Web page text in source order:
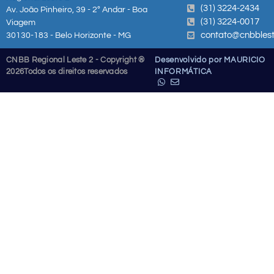
Av. João Pinheiro, 39 - 2º Andar - Boa
Viagem
30130-183 - Belo Horizonte - MG
(31) 3224-2434
(31) 3224-0017
CNBB Regional Leste 2 - Copyright ®
2026Todos os direitos reservados
Desenvolvido por MAURICIO
INFORMÁTICA